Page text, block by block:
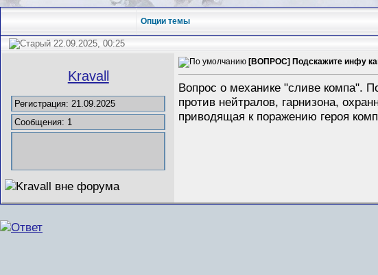
Опции темы
22.09.2025, 00:25
Kravall
Регистрация: 21.09.2025
Сообщения: 1
[ВОПРОС] Подскажите инфу как
Вопрос о механике "сливе компа".
против нейтралов, гарнизона,
приводящая к поражению героя